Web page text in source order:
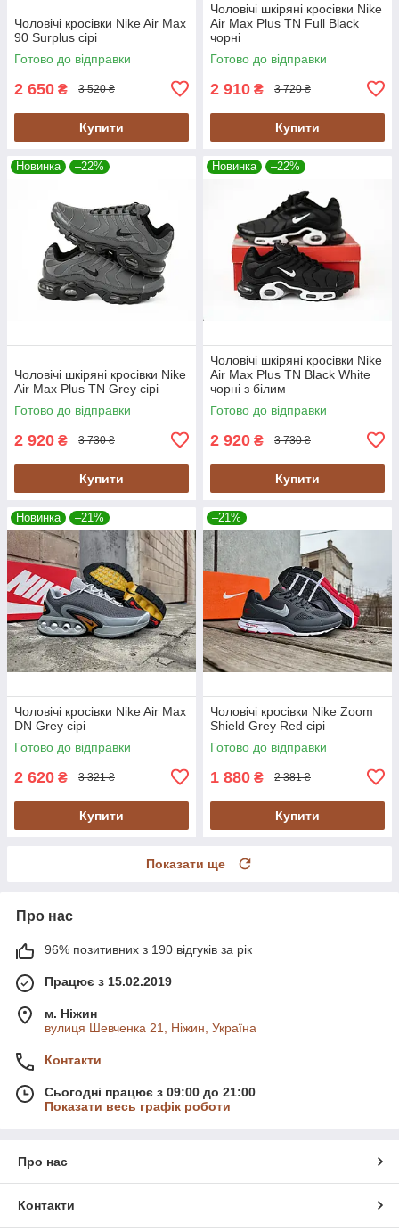
Чоловічі кросівки Nike Air Max
90 Surplus сірі
Готово до відправки
2 650 ₴ 3 520 ₴
Купити
Чоловічі шкіряні кросівки Nike
Air Max Plus TN Full Black
чорні
Готово до відправки
2 910 ₴ 3 720 ₴
Купити
Новинка –22%
Чоловічі шкіряні кросівки Nike
Air Max Plus TN Grey сірі
Готово до відправки
2 920 ₴ 3 730 ₴
Купити
Новинка –22%
Чоловічі шкіряні кросівки Nike
Air Max Plus TN Black White
чорні з білим
Готово до відправки
2 920 ₴ 3 730 ₴
Купити
Новинка –21%
Чоловічі кросівки Nike Air Max
DN Grey сірі
Готово до відправки
2 620 ₴ 3 321 ₴
Купити
–21%
Чоловічі кросівки Nike Zoom
Shield Grey Red сірі
Готово до відправки
1 880 ₴ 2 381 ₴
Купити
Показати ще
Про нас
96% позитивних з 190 відгуків за рік
Працює з 15.02.2019
м. Ніжин
вулиця Шевченка 21, Ніжин, Україна
Контакти
Сьогодні працює з 09:00 до 21:00
Показати весь графік роботи
Про нас
Контакти